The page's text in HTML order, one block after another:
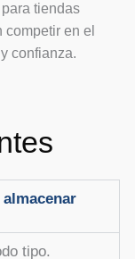
tiendas
en el
confianza.
tipo.